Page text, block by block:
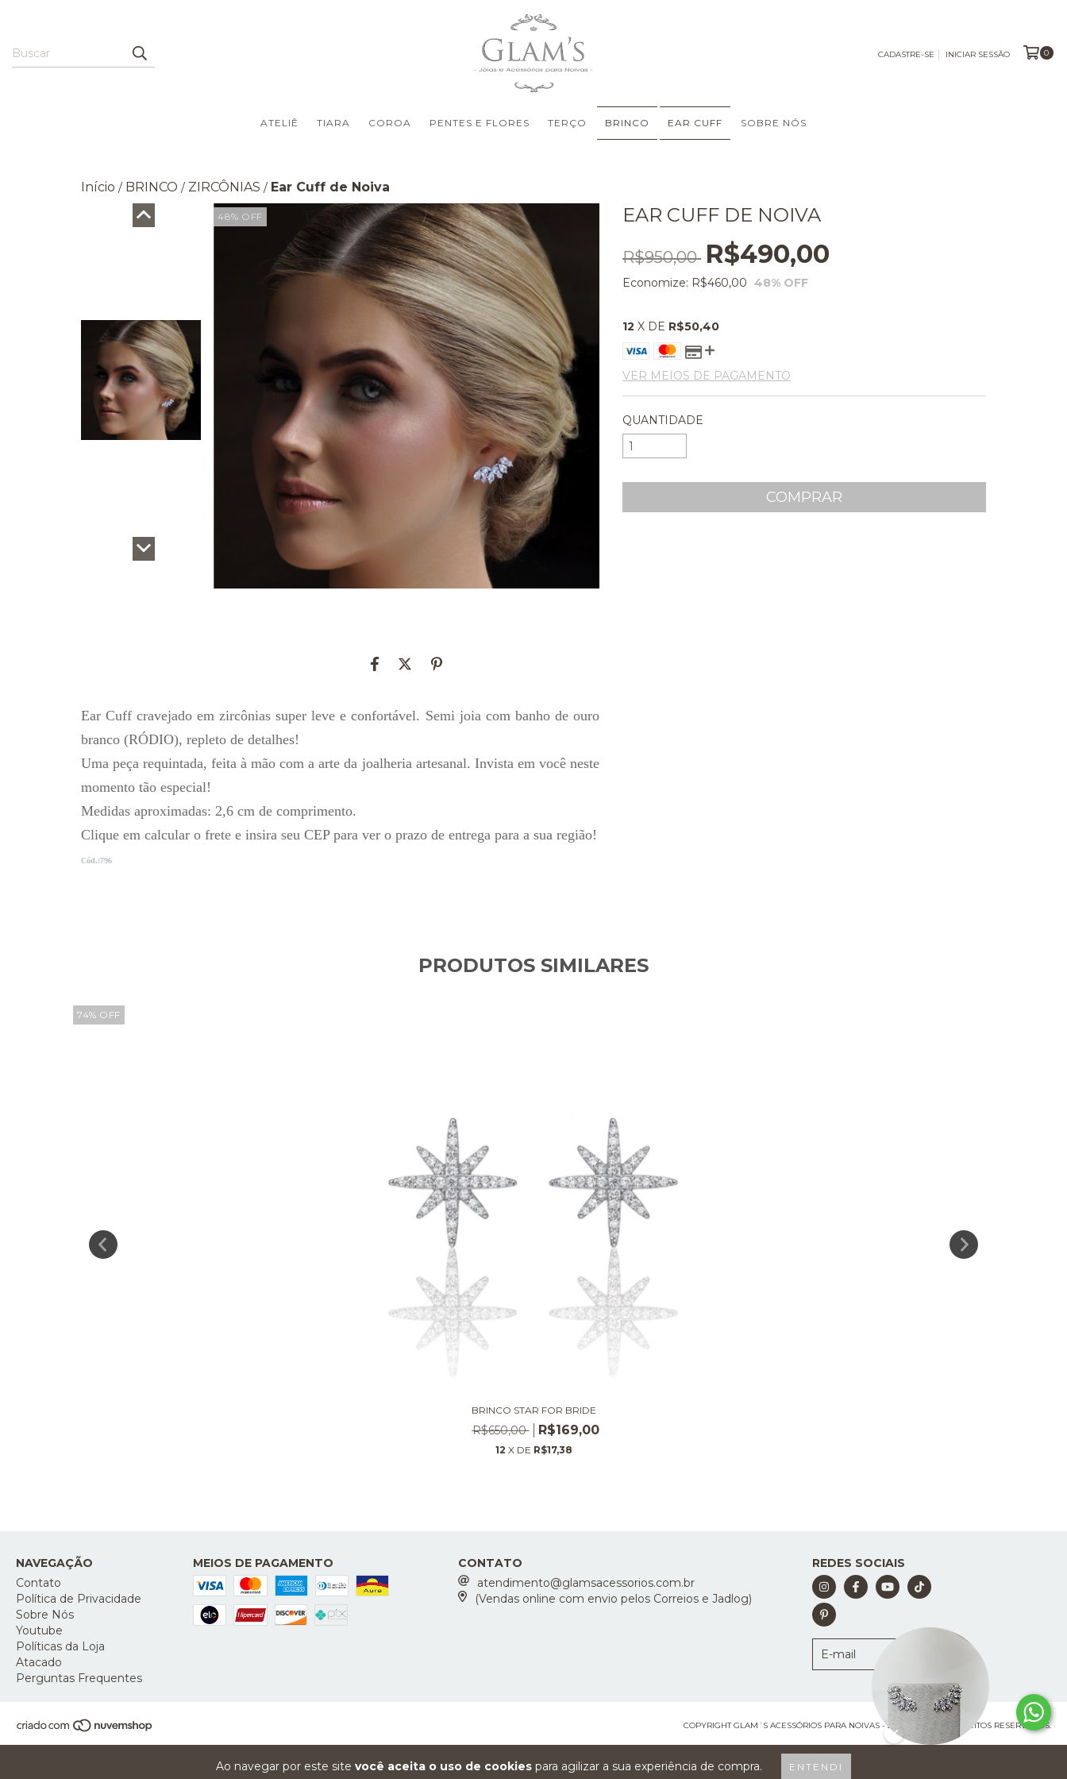
Ao navegar por este site você aceita o uso de cookies para agilizar a sua experiência de compra. ENTENDI
CADASTRE-SE INICIAR SESSÃO 0
ATELIÊ TIARA COROA PENTES E FLORES TERÇO BRINCO EAR CUFF SOBRE NÓS
Início / BRINCO / ZIRCÔNIAS / Ear Cuff de Noiva
48% OFF
Ear Cuff cravejado em zircônias super leve e confortável. Semi joia com banho de ouro
branco (RÓDIO), repleto de detalhes!
Uma peça requintada, feita à mão com a arte da joalheria artesanal. Invista em você neste
momento tão especial!
Medidas aproximadas: 2,6 cm de comprimento.
Clique em calcular o frete e insira seu CEP para ver o prazo de entrega para a sua região!
Cód.:796
EAR CUFF DE NOIVA
R$950,00 R$490,00
Economize: R$460,00 48% OFF
12 X DE R$50,40
VER MEIOS DE PAGAMENTO
QUANTIDADE
PRODUTOS SIMILARES
74% OFF
BRINCO STAR FOR BRIDE
R$650,00 R$169,00
12 X DE R$17,38
NAVEGAÇÃO
Contato
Política de Privacidade
Sobre Nós
Youtube
Políticas da Loja
Atacado
Perguntas Frequentes
MEIOS DE PAGAMENTO
CONTATO
atendimento@glamsacessorios.com.br
(Vendas online com envio pelos Correios e Jadlog)
REDES SOCIAIS
COPYRIGHT GLAM´S ACESSÓRIOS PARA NOIVAS - 2026. TODOS OS DIREITOS RESERVADOS.